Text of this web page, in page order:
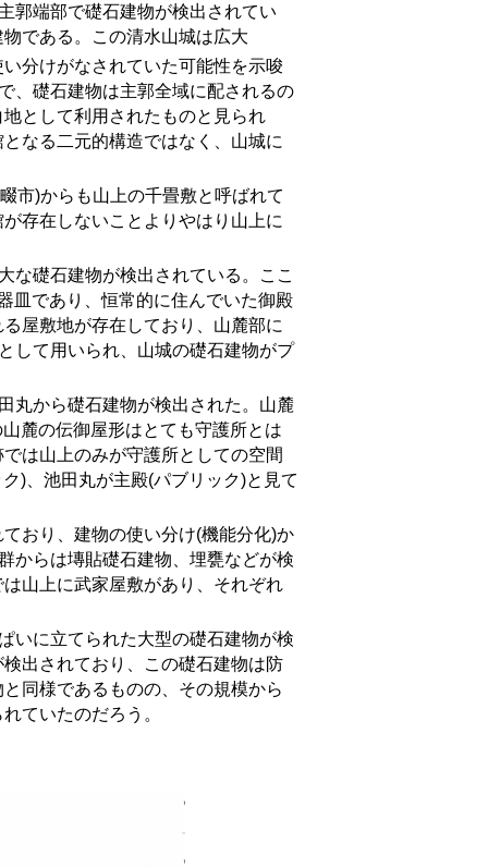
郭端部で礎石建物が検出されてい
である。この清水山城は広大
分けがなされていた可能性を示唆
、礎石建物は主郭全域に配されるの
として利用されたものと見られ
なる二元的構造ではなく、山城に
市)からも山上の千畳敷と呼ばれて
存在しないことよりやはり山上に
な礎石建物が検出されている。ここ
皿であり、恒常的に住んでいた御殿
屋敷地が存在しており、山麓部に
して用いられ、山城の礎石建物がプ
丸から礎石建物が検出された。山麓
麓の伝御屋形はとても守護所とは
は山上のみが守護所としての空間
)、池田丸が主殿(パブリック)と見て
おり、建物の使い分け(機能分化)か
からは塼貼礎石建物、埋甕などが検
山上に武家屋敷があり、それぞれ
に立てられた大型の礎石建物が検
出されており、この礎石建物は防
同様であるものの、その規模から
ていたのだろう。